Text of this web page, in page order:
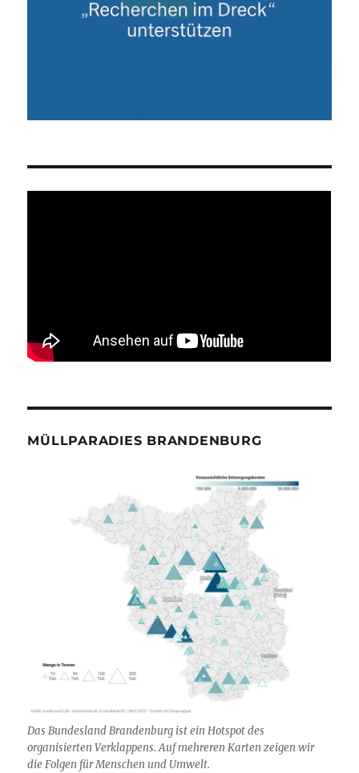
MÜLLPARADIES BRANDENBURG
Das Bundesland Brandenburg ist ein Hotspot des
organisierten Verklappens. Auf mehreren Karten zeigen wir
die Folgen für Menschen und Umwelt.